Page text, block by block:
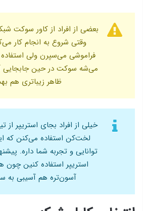
بعضی از افراد از کاور سوکت
وقتی شروع به انجام کار
فراموشی می‌سپرن ولی
می‌شه سوکت در حین جابجایی
ظاهر زیباتری هم
خیلی از افراد بجای استریپر
لخت‌کن استفاده می‌کنن که
توانایی و تجربه‌ شما داره.
استریپر استفاده کنین چون
آسون‌تره هم آسیبی به